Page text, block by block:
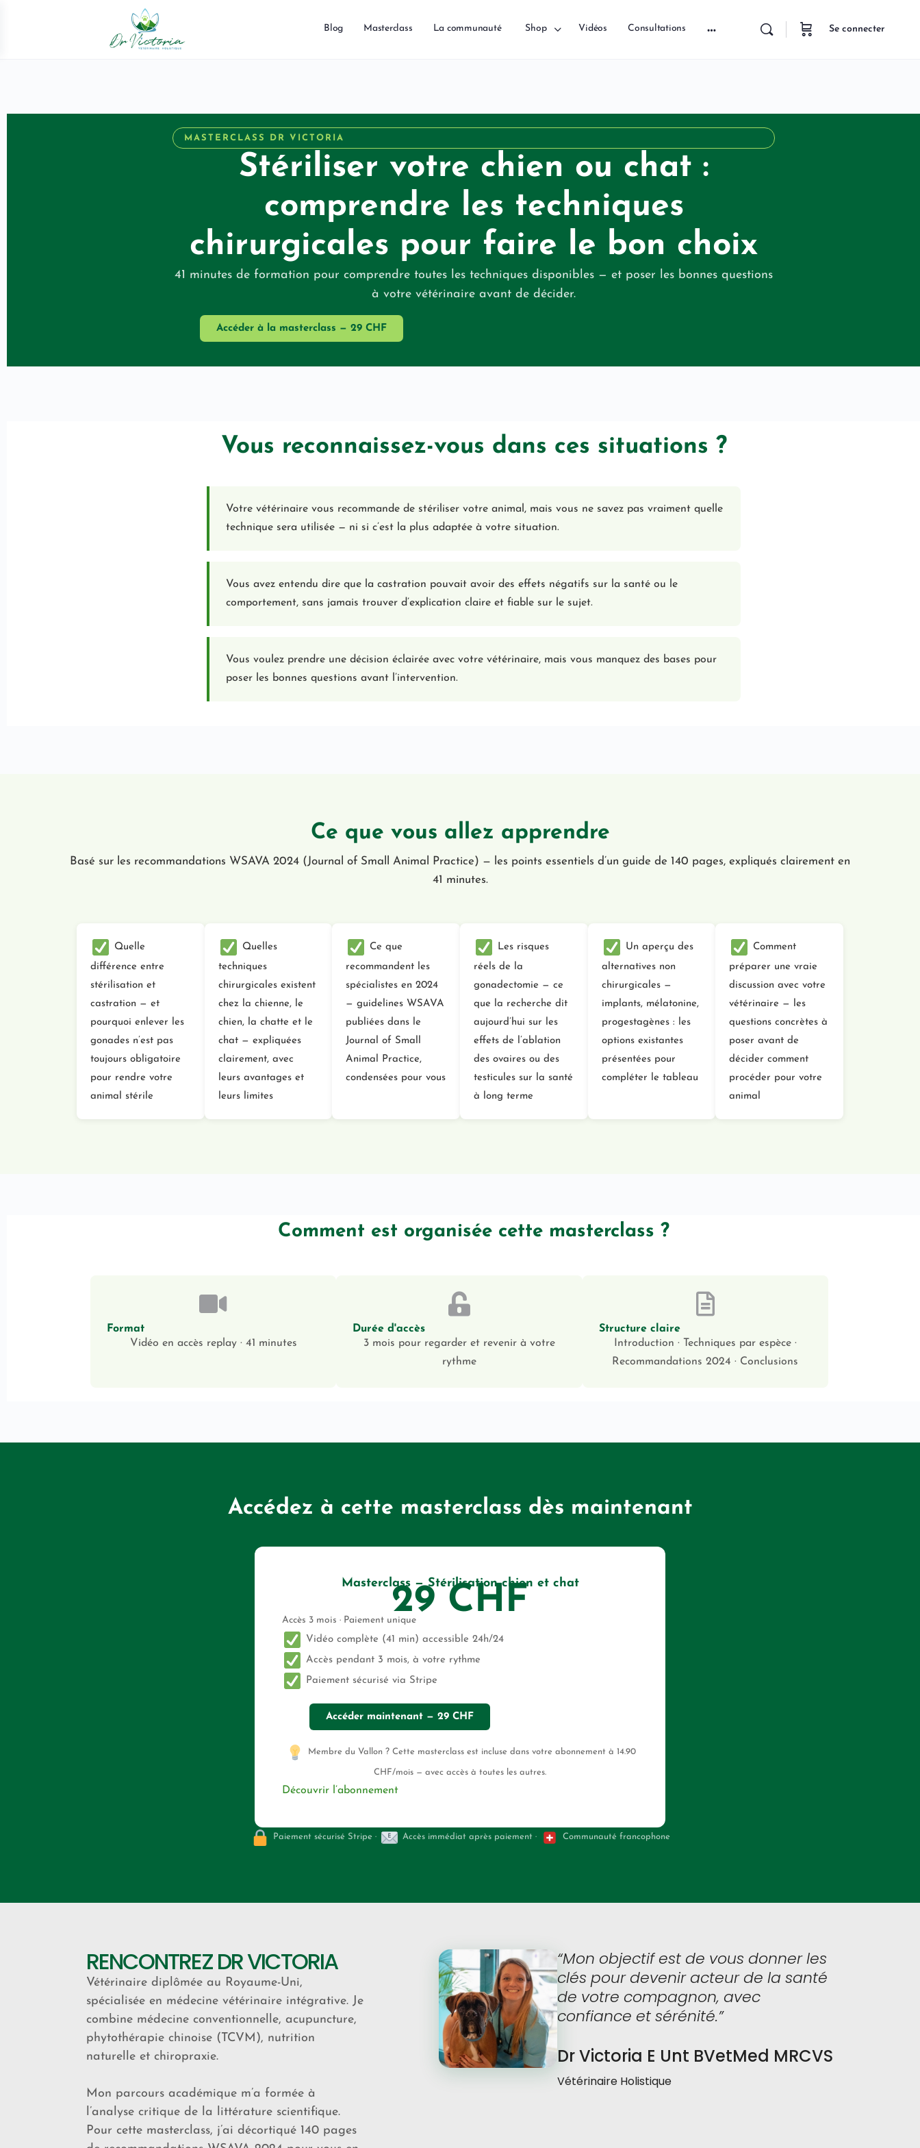
Blog Masterclass La communauté Shop Vidéos Consultations Se connecter
MASTERCLASS DR VICTORIA
Stériliser votre chien ou chat :
comprendre les techniques
chirurgicales pour faire le bon choix
41 minutes de formation pour comprendre toutes les techniques disponibles — et poser les bonnes questions
à votre vétérinaire avant de décider.
Accéder à la masterclass — 29 CHF
Vous reconnaissez-vous dans ces situations ?
Votre vétérinaire vous recommande de stériliser votre animal, mais vous ne savez pas vraiment quelle
technique sera utilisée — ni si c’est la plus adaptée à votre situation.
Vous avez entendu dire que la castration pouvait avoir des effets négatifs sur la santé ou le
comportement, sans jamais trouver d’explication claire et fiable sur le sujet.
Vous voulez prendre une décision éclairée avec votre vétérinaire, mais vous manquez des bases pour
poser les bonnes questions avant l’intervention.
Ce que vous allez apprendre
Basé sur les recommandations WSAVA 2024 (Journal of Small Animal Practice) — les points essentiels d’un guide de 140 pages, expliqués clairement en
41 minutes.
Quelle
différence entre
stérilisation et
castration — et
pourquoi enlever les
gonades n’est pas
toujours obligatoire
pour rendre votre
animal stérile
Quelles
techniques
chirurgicales existent
chez la chienne, le
chien, la chatte et le
chat — expliquées
clairement, avec
leurs avantages et
leurs limites
Ce que
recommandent les
spécialistes en 2024
— guidelines WSAVA
publiées dans le
Journal of Small
Animal Practice,
condensées pour vous
Les risques
réels de la
gonadectomie — ce
que la recherche dit
aujourd’hui sur les
effets de l’ablation
des ovaires ou des
testicules sur la santé
à long terme
Un aperçu des
alternatives non
chirurgicales —
implants, mélatonine,
progestagènes : les
options existantes
présentées pour
compléter le tableau
Comment
préparer une vraie
discussion avec votre
vétérinaire — les
questions concrètes à
poser avant de
décider comment
procéder pour votre
animal
Comment est organisée cette masterclass ?
Format
Vidéo en accès replay · 41 minutes
Durée d'accès
3 mois pour regarder et revenir à votre
rythme
Structure claire
Introduction · Techniques par espèce ·
Recommandations 2024 · Conclusions
Accédez à cette masterclass dès maintenant
Masterclass — Stérilisation chien et chat
29 CHF
Accès 3 mois · Paiement unique
Vidéo complète (41 min) accessible 24h/24
Accès pendant 3 mois, à votre rythme
Paiement sécurisé via Stripe
Accéder maintenant — 29 CHF
Membre du Vallon ? Cette masterclass est incluse dans votre abonnement à 14.90
CHF/mois — avec accès à toutes les autres.
Découvrir l’abonnement
Paiement sécurisé Stripe · Accès immédiat après paiement · Communauté francophone
RENCONTREZ DR VICTORIA
Vétérinaire diplômée au Royaume-Uni,
spécialisée en médecine vétérinaire intégrative. Je
combine médecine conventionnelle, acupuncture,
phytothérapie chinoise (TCVM), nutrition
naturelle et chiropraxie.
Mon parcours académique m’a formée à
l’analyse critique de la littérature scientifique.
Pour cette masterclass, j’ai décortiqué 140 pages
“Mon objectif est de vous donner les
clés pour devenir acteur de la santé
de votre compagnon, avec
confiance et sérénité.”
Dr Victoria E Unt BVetMed MRCVS
Vétérinaire Holistique